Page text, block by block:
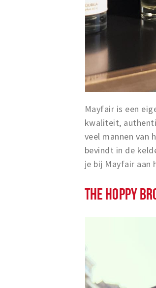
Mayfair is een
kwaliteit,
veel mannen van
bevindt in de
je bij Mayfair aan
THE HOPPY